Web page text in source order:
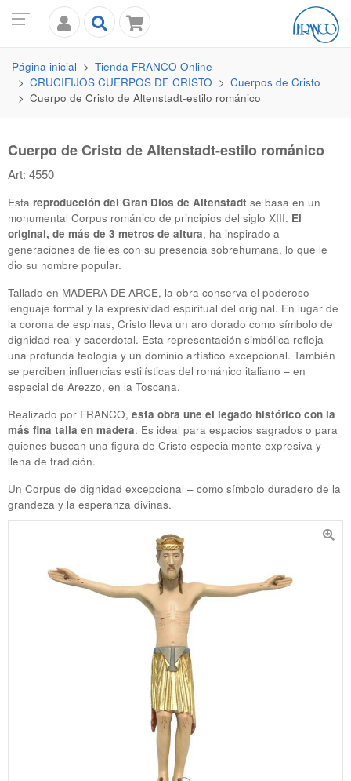
Página inicial Tienda FRANCO Online
CRUCIFIJOS CUERPOS DE CRISTO
Cuerpos de Cristo
Cuerpo de Cristo de Altenstadt-estilo románico
Cuerpo de Cristo de Altenstadt-estilo románico
Art: 4550
Esta reproducción del Gran Dios de Altenstadt se basa en un
monumental Corpus románico de principios del siglo XIII. El
original, de más de 3 metros de altura, ha inspirado a
generaciones de fieles con su presencia sobrehumana, lo que le
dio su nombre popular.
Tallado en MADERA DE ARCE, la obra conserva el poderoso
lenguaje formal y la expresividad espiritual del original. En lugar de
la corona de espinas, Cristo lleva un aro dorado como símbolo de
dignidad real y sacerdotal. Esta representación simbólica refleja
una profunda teología y un dominio artístico excepcional. También
se perciben influencias estilísticas del románico italiano – en
especial de Arezzo, en la Toscana.
Realizado por FRANCO, esta obra une el legado histórico con la
más fina talla en madera. Es ideal para espacios sagrados o para
quienes buscan una figura de Cristo especialmente expresiva y
llena de tradición.
Un Corpus de dignidad excepcional – como símbolo duradero de la
grandeza y la esperanza divinas.